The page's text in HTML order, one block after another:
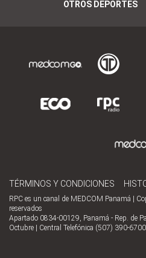
OTROS DEPORTES
TÉRMINOS Y CONDICIONES
RPC es un canal de MEDCOM Panamá |
reservados
Apartado 0834-00129, Panamá - Rep. de
Octubre | Central Telefónica (507) 390-6700